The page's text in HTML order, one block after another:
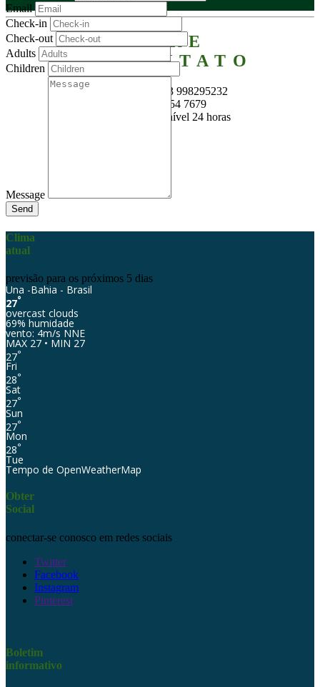
ENTRE
EM CONTATO
whatsapp: +55 73 998295232
ou +41 76 454 7679
Assistência disponível 24 horas
Email
Check-in
Check-out
Adults
Children
Message
Send
Clima
atual
previsão para os próximos 5 dias
Una -Bahia - Brasil
27°
overcast clouds
69% humidade
vento: 4m/s NNE
MAX 27 • MIN 27
27°
Fri
28°
Sat
27°
Sun
27°
Mon
28°
Tue
Tempo de OpenWeatherMap
Obter
Social
conectar-se conosco em redes sociais
Twitter
Facebook
Instagram
Pinterest
Boletim
informativo